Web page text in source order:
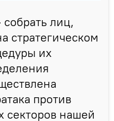
лиц,
их
против
секторов нашей